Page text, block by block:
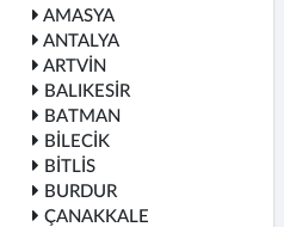
AMASYA
ANTALYA
ARTVİN
BALIKESİR
BATMAN
BİLECİK
BİTLİS
BURDUR
ÇANAKKALE